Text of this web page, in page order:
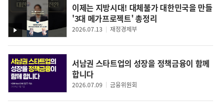
영
상
이제는 지방시대! 대체불가 대한민국을 만들
'3대 메가프로젝트' 총정리
2026.07.13 재정경제부
서남권 스타트업의 성장을 정책금융이 함께
합니다
2026.07.09 금융위원회